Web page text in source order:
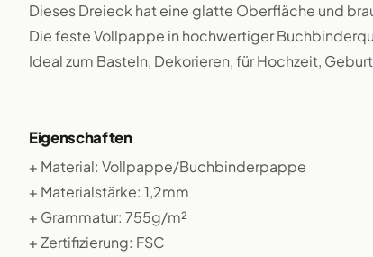
Dieses Dreieck hat eine glatte Oberfläche und
Die feste Vollpappe in hochwertiger
Ideal zum Basteln, Dekorieren, für Hochzeit,
Eigenschaften
+ Material: Vollpappe/Buchbinderpappe
+ Materialstärke: 1,2mm
+ Grammatur: 755g/m²
+ Zertifizierung: FSC